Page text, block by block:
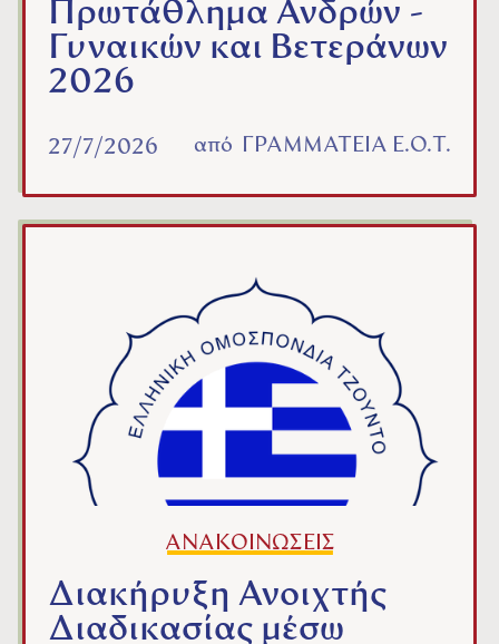
Πρωτάθλημα Ανδρών -
Γυναικών και Βετεράνων
2026
27/7/2026 από ΓΡΑΜΜΑΤΕΙΑ Ε.Ο.Τ.
ΑΝΑΚΟΙΝΩΣΕΙΣ
Διακήρυξη Ανοιχτής
Διαδικασίας μέσω